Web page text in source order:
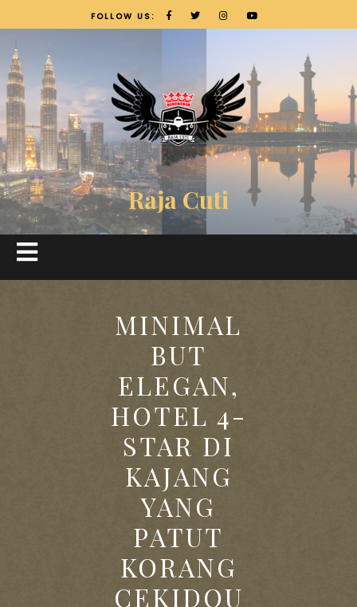
FOLLOW US:
Raja Cuti
MINIMAL
BUT
ELEGAN,
HOTEL 4-
STAR DI
KAJANG
YANG
PATUT
KORANG
CEKIDOU